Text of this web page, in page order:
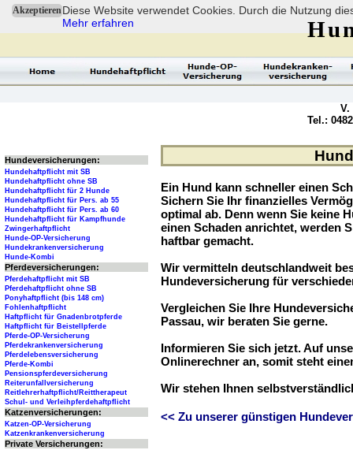
AkzeptierenDiese Website verwendet Cookies. Durch die Nutzung
Mehr erfahren
Ein Hund kann schneller einen
Sichern Sie Ihr finanzielles
optimal ab. Denn wenn Sie keine
einen Schaden anrichtet, werden
haftbar gemacht.
Wir vermitteln deutschlandweit
Hundeversicherung für
Vergleichen Sie Ihre
Passau, wir beraten Sie gerne.
Informieren Sie sich jetzt. Auf
Onlinerechner an, somit steht
Wir stehen Ihnen
<< Zu unserer günstigen
V.
Tel.:
Hundeversicherungen:
Hundehaftpflicht mit SB
Hundehaftpflicht ohne SB
Hundehaftpflicht für 2 Hunde
Hundehaftpflicht für Pers. ab 55
Hundehaftpflicht für Pers. ab 60
Hundehaftpflicht für Kampfhunde
Zwingerhaftpflicht
Hunde-OP-Versicherung
Hundekrankenversicherung
Hunde-Kombi
Pferdeversicherungen:
Pferdehaftpflicht mit SB
Pferdehaftpflicht ohne SB
Ponyhaftpflicht (bis 148 cm)
Fohlenhaftpflicht
Haftpflicht für Gnadenbrotpferde
Haftpflicht für Beistellpferde
Pferde-OP-Versicherung
Pferdekrankenversicherung
Pferdelebensversicherung
Pferde-Kombi
Pensionspferdeversicherung
Reiterunfallversicherung
Reitlehrerhaftpflicht/Reittherapeut
Schul- und Verleihpferdehaftpflicht
Katzenversicherungen:
Katzen-OP-Versicherung
Katzenkrankenversicherung
Private Versicherungen: